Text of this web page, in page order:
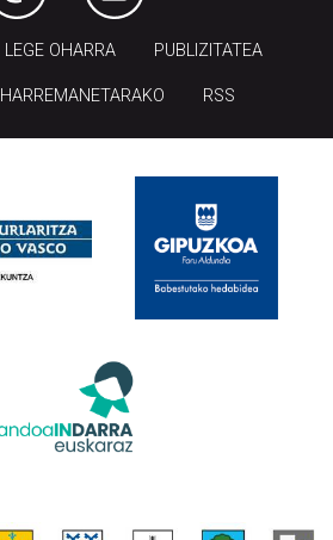
LEGE OHARRA PUBLIZITATEA
HARREMANETARAKO RSS